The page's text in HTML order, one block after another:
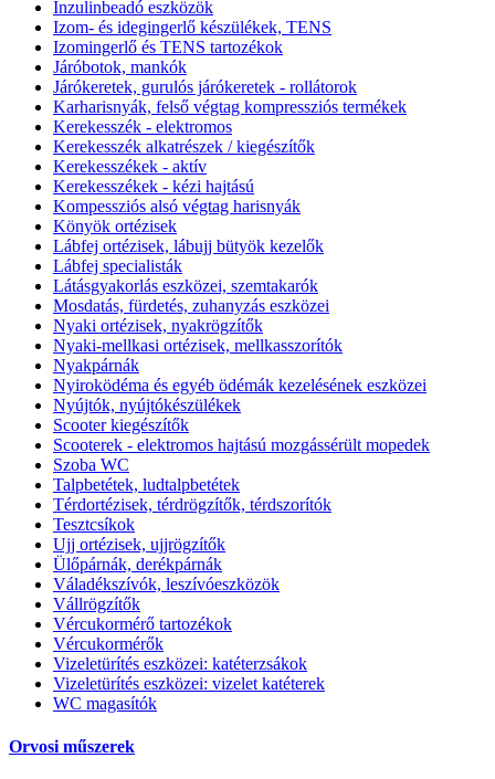
Inzulinbeadó eszközök
Izom- és idegingerlő készülékek, TENS
Izomingerlő és TENS tartozékok
Járóbotok, mankók
Járókeretek, gurulós járókeretek - rollátorok
Karharisnyák, felső végtag kompressziós termékek
Kerekesszék - elektromos
Kerekesszék alkatrészek / kiegészítők
Kerekesszékek - aktív
Kerekesszékek - kézi hajtású
Kompessziós alsó végtag harisnyák
Könyök ortézisek
Lábfej ortézisek, lábujj bütyök kezelők
Lábfej specialisták
Látásgyakorlás eszközei, szemtakarók
Mosdatás, fürdetés, zuhanyzás eszközei
Nyaki ortézisek, nyakrögzítők
Nyaki-mellkasi ortézisek, mellkasszorítók
Nyakpárnák
Nyiroködéma és egyéb ödémák kezelésének eszközei
Nyújtók, nyújtókészülékek
Scooter kiegészítők
Scooterek - elektromos hajtású mozgássérült mopedek
Szoba WC
Talpbetétek, ludtalpbetétek
Térdortézisek, térdrögzítők, térdszorítók
Tesztcsíkok
Ujj ortézisek, ujjrögzítők
Ülőpárnák, derékpárnák
Váladékszívók, leszívóeszközök
Vállrögzítők
Vércukormérő tartozékok
Vércukormérők
Vizeletürítés eszközei: katéterzsákok
Vizeletürítés eszközei: vizelet katéterek
WC magasítók
Orvosi műszerek